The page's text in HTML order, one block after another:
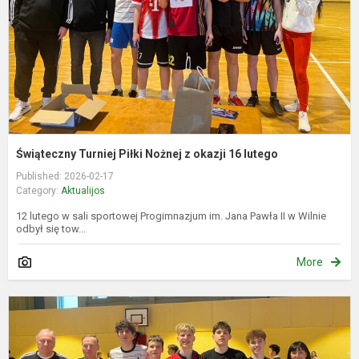
Świąteczny Turniej Piłki Nożnej z okazji 16 lutego
Published: 2026-02-17
Category: Aktualijos
12 lutego w sali sportowej Progimnazjum im. Jana Pawła II w Wilnie
odbył się tow...
More